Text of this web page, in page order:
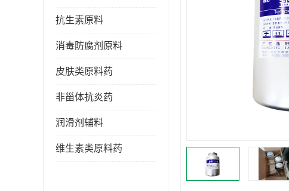
抗生素原料
消毒防腐剂原料
皮肤类原料药
非甾体抗炎药
润滑剂辅料
维生素类原料药